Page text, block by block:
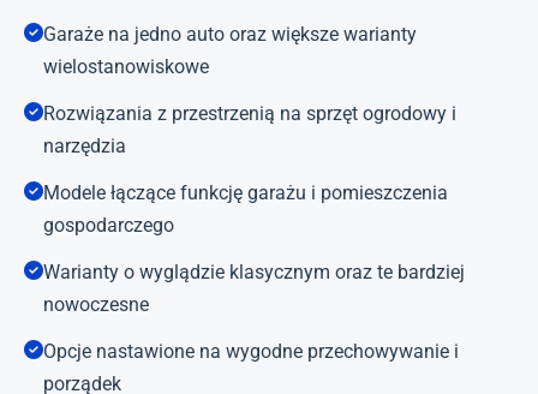
Garaże na jedno auto oraz większe warianty
wielostanowiskowe
Rozwiązania z przestrzenią na sprzęt ogrodowy i
narzędzia
Modele łączące funkcję garażu i pomieszczenia
gospodarczego
Warianty o wyglądzie klasycznym oraz te bardziej
nowoczesne
Opcje nastawione na wygodne przechowywanie i
porządek